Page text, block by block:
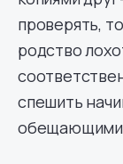
проверять,
родство
спешить
обещающими